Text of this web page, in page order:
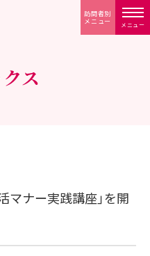
メニュー
訪問者別
メニュー
ス
マナー実践講座」を開